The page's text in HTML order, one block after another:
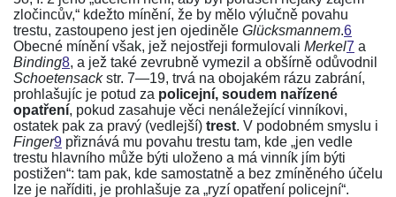
zločincův,“ kdežto mínění, že by mělo výlučně povahu
trestu, zastoupeno jest jen ojediněle Glücksmannem.6
Obecné mínění však, jež nejostřeji formulovali Merkel7 a
Binding8, a jež také zevrubně vymezil a obšírně odůvodnil
Schoetensackstr. 7—19, trvá na obojakém rázu zabrání,
prohlašujíc je potud za policejní, soudem nařízené
opatření, pokud zasahuje věci nenáležející vinníkovi,
ostatek pak za pravý (vedlejší) trest. V podobném smyslu i
Finger9 přiznává mu povahu trestu tam, kde „jen vedle
trestu hlavního může býti uloženo a má vinník jím býti
postižen“: tam pak, kde samostatně a bez zmíněného účelu
lze je naříditi, je prohlašuje za „ryzí opatření policejní“.